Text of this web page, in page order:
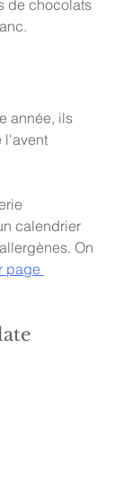
de chocolats
année, ils
l'avent
calendrier
On
page